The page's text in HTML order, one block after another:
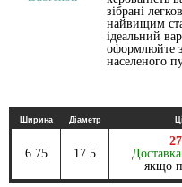
зібрані
найвищим
ідеальний
оформлюйте
населеного
Ширина Діаметр
6.75 17.5
якщо